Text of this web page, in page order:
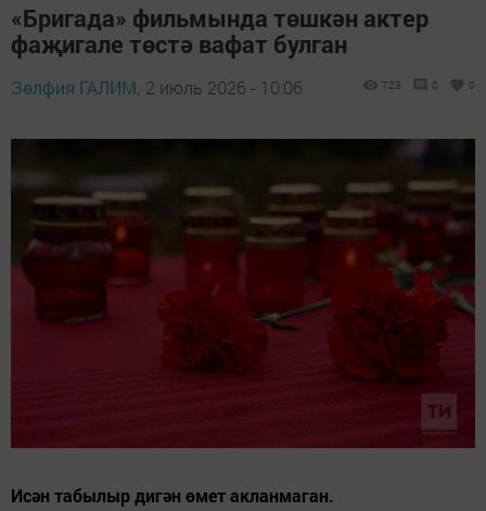
«Бригада» фильмында төшкән актер
фаҗигале төстә вафат булган
Зөлфия ГАЛИМ, 2 июль 2026 - 10:06 723 0 0
Исән табылыр дигән өмет акланмаган.